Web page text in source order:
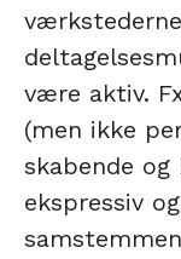
være aktiv.
(men ikke
skabende og
ekspressiv